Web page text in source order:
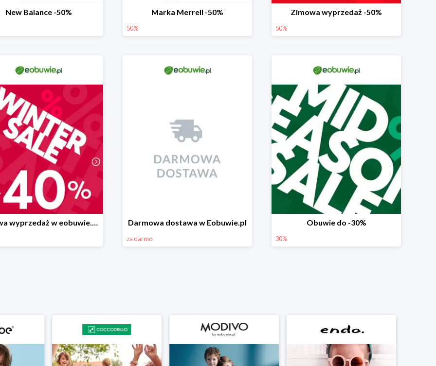
New Balance -50% Marka Merrell -50%
50%
Zimowa wyprzedaż -50%
50%
Zimowa wyprzedaż w eobuwie.pl -40% Darmowa dostawa w Eobuwie.pl
za darmo
Obuwie do -30%
30%